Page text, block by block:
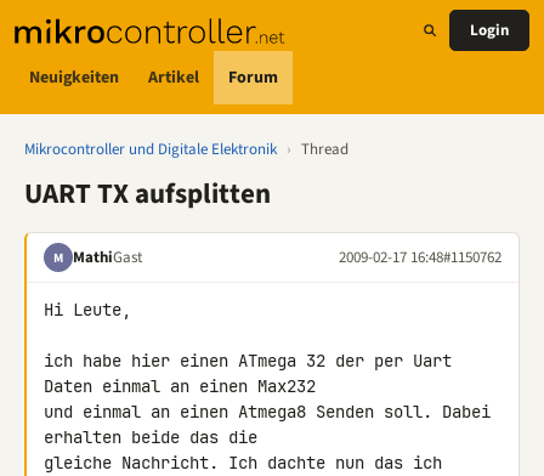
Neuigkeiten Artikel Forum
Login
Mikrocontroller und Digitale Elektronik › Thread
UART TX aufsplitten
M MathiGast 2009-02-17 16:48#1150762
Hi Leute,
ich habe hier einen ATmega 32 der per Uart
Daten einmal an einen Max232
und einmal an einen Atmega8 Senden soll. Dabei
erhalten beide das die
gleiche Nachricht. Ich dachte nun das ich